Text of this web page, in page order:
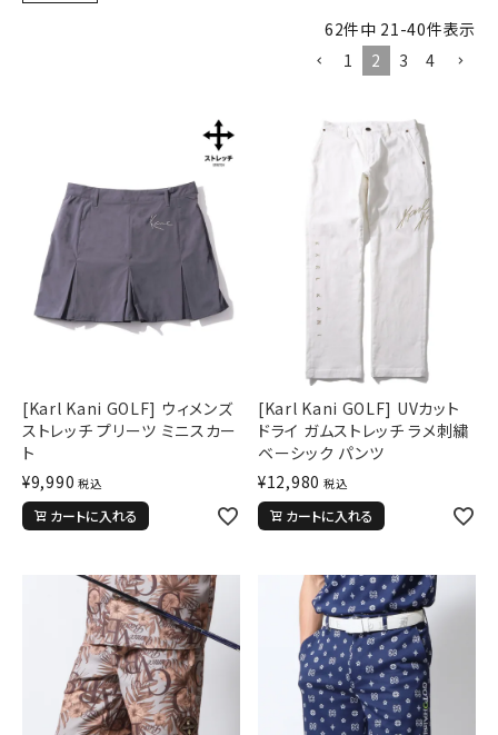
スタイリング
ニュース・特集
ランキング
お問い合わせ
62件中 21-40件表示
1
2 3 4
[Karl Kani GOLF] ウィメンズ
ストレッチ プリーツ ミニスカー
ト
¥9,990 税込
カートに入れる
[Karl Kani GOLF] UVカット
ドライ ガムストレッチ ラメ刺繍
ベーシック パンツ
¥12,980 税込
カートに入れる